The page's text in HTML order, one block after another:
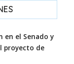
en el Senado y
proyecto de